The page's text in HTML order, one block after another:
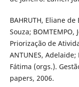
BAHRUTH, Eliane
Souza; BOMTEMPO,
Priorização de
ANTUNES, Adelaide;
Fátima (orgs.).
papers, 2006.